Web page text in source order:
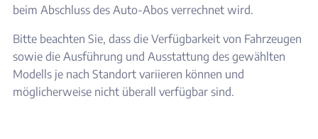
beim Abschluss des Auto-Abos verrechnet wird.
Bitte beachten Sie, dass die Verfügbarkeit von Fahrzeugen
sowie die Ausführung und Ausstattung des gewählten
Modells je nach Standort variieren können und
möglicherweise nicht überall verfügbar sind.